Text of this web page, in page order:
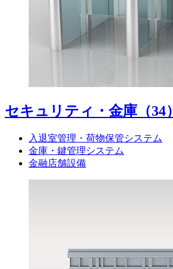
セキュリティ・金庫 （34）
入退室管理・荷物保管システム
金庫・鍵管理システム
金融店舗設備